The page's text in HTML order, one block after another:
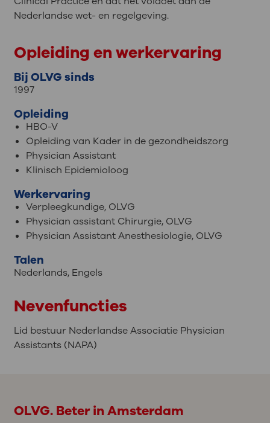
Nederlandse wet- en regelgeving.
Opleiding en werkervaring
Bij OLVG sinds
1997
Opleiding
HBO-V
Opleiding van Kader in de gezondheidszorg
Physician Assistant
Klinisch Epidemioloog
Werkervaring
Verpleegkundige, OLVG
Physician assistant Chirurgie, OLVG
Physician Assistant Anesthesiologie, OLVG
Talen
Nederlands,Engels
Nevenfuncties
Lid bestuur Nederlandse Associatie Physician
Assistants (NAPA)
OLVG. Beter in Amsterdam